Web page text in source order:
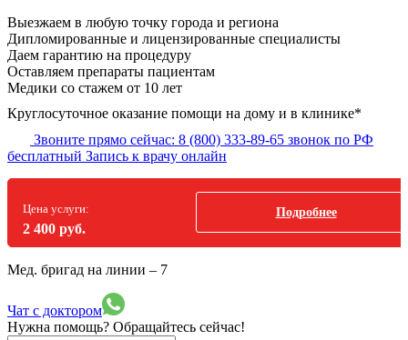
Выезжаем в любую точку города и региона
Дипломированные и лицензированные специалисты
Даем гарантию на процедуру
Оставляем препараты пациентам
Медики со стажем от 10 лет
Круглосуточное оказание помощи на дому и в клинике*
Звоните прямо сейчас: 8 (800) 333-89-65 звонок по РФ
бесплатный Запись к врачу онлайн
Цена услуги:
2 400 руб.
Подробнее
Мед. бригад на линии – 7
Чат с доктором
Нужна помощь? Обращайтесь сейчас!